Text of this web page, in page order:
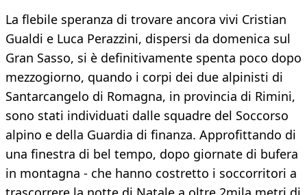
La flebile speranza di trovare ancora vivi Cristian
Gualdi e Luca Perazzini, dispersi da domenica sul
Gran Sasso, si è definitivamente spenta poco dopo
mezzogiorno, quando i corpi dei due alpinisti di
Santarcangelo di Romagna, in provincia di Rimini,
sono stati individuati dalle squadre del Soccorso
alpino e della Guardia di finanza. Approfittando di
una finestra di bel tempo, dopo giornate di bufera
in montagna - che hanno costretto i soccorritori a